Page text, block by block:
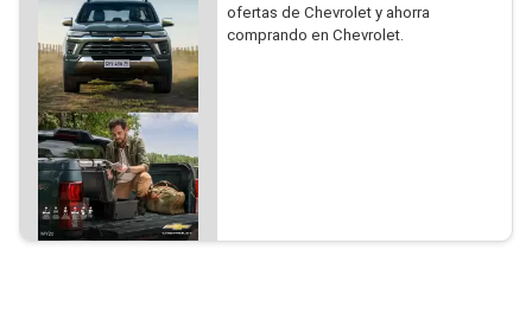
ofertas de Chevrolet y ahorra
comprando en Chevrolet.